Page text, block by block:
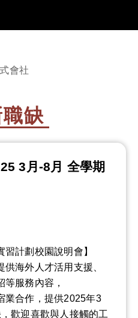
會社
缺
3月-8月 全學期
習計劃校園說明會】
供海外人才活用支援、
服務內容，
業合作，提供2025年3
歡迎喜歡與人接觸的工